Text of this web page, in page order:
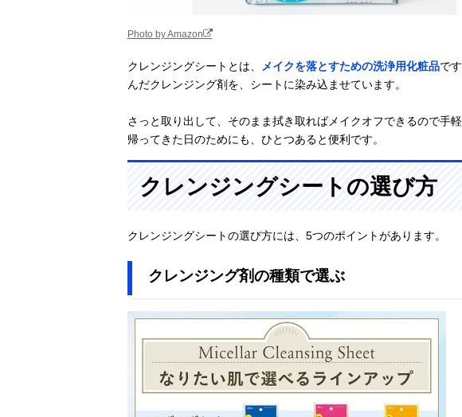
Photo by Amazon
クレンジングシートとは、 メイクを落とすための洗浄用化粧品で
んだクレンジング剤を、シートに染み込ませています。
さっと取り出して、そのまま拭き取ればメイクオフできるので手
帰ってきた日のためにも、ひとつあると便利です。
クレンジングシートの選び方
クレンジングシートの選び方には、5つのポイントがあります。
クレンジング剤の種類で選ぶ